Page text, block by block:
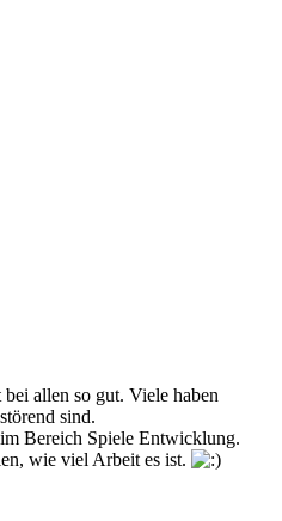
allen so gut. Viele haben
sind.
Bereich Spiele Entwicklung.
wie viel Arbeit es ist.